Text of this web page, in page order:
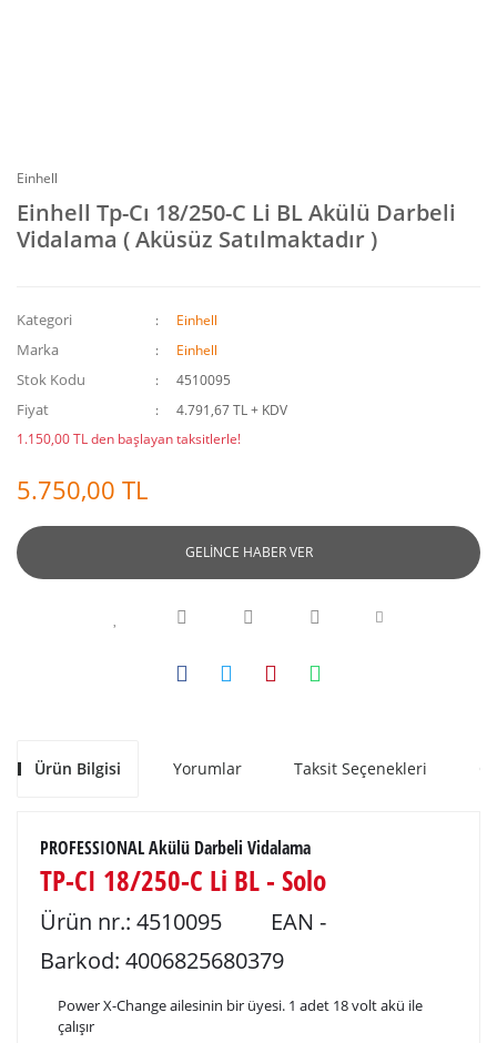
Einhell
Einhell Tp-Cı 18/250-C Li BL Akülü Darbeli
Vidalama ( Aküsüz Satılmaktadır )
Kategori Einhell
Marka Einhell
Stok Kodu 4510095
Fiyat
4.791,67 TL + KDV
1.150,00 TL den başlayan taksitlerle!
5.750,00 TL
GELİNCE HABER VER
Ürün Bilgisi Yorumlar Taksit Seçenekleri
PROFESSIONAL Akülü Darbeli Vidalama
TP-CI 18/250-C Li BL - Solo
Ürün nr.: 4510095
EAN -
Barkod: 4006825680379
Power X-Change ailesinin bir üyesi. 1 adet 18 volt akü ile
çalışır